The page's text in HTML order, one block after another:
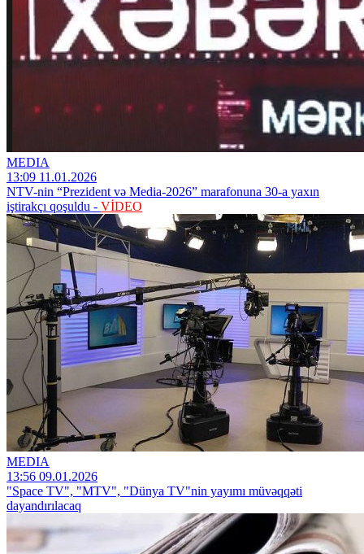
MEDIA
13:09 11.01.2026
NTV-nin “Prezident və Media-2026” marafonuna 30-a yaxın
iştirakçı qoşuldu - VİDEO
MEDIA
13:56 09.01.2026
"Space TV", "MTV", "Dünya TV"nin yayımı müvəqqəti
dayandırılacaq